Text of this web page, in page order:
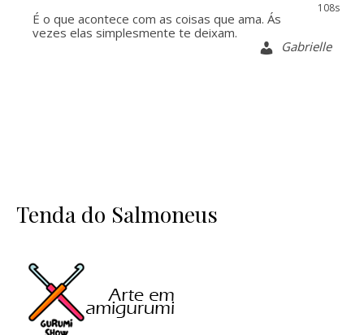
108s
É o que acontece com as coisas que ama. Ás
vezes elas simplesmente te deixam.
Gabrielle
Tenda do Salmoneus